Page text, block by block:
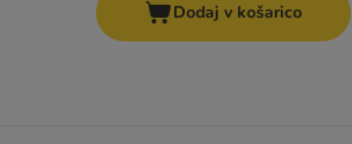
Dodaj v košarico